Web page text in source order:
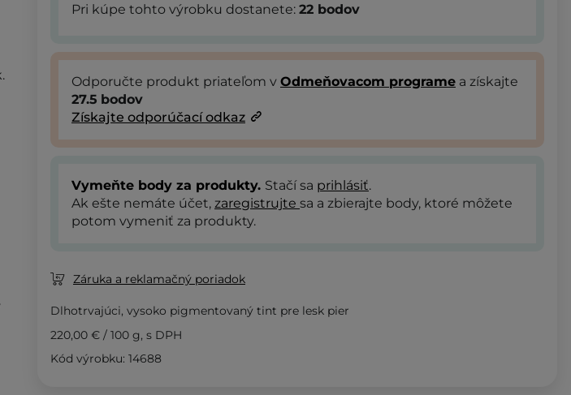
Pri kúpe tohto výrobku dostanete: 22 bodov
Odporučte produkt priateľom v Odmeňovacom programe a získajte
27.5 bodov
Získajte odporúčací odkaz
Vymeňte body za produkty. Stačí sa prihlásiť.
Ak ešte nemáte účet, zaregistrujte sa a zbierajte body, ktoré môžete
potom vymeniť za produkty.
Záruka a reklamačný poriadok
Dlhotrvajúci, vysoko pigmentovaný tint pre lesk pier
220,00 € / 100 g, s DPH
Kód výrobku: 14688